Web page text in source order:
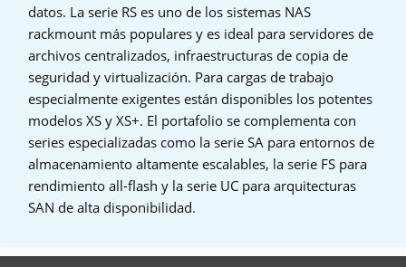
datos. La serie RS es uno de los sistemas NAS
rackmount más populares y es ideal para servidores de
archivos centralizados, infraestructuras de copia de
seguridad y virtualización. Para cargas de trabajo
especialmente exigentes están disponibles los potentes
modelos XS y XS+. El portafolio se complementa con
series especializadas como la serie SA para entornos de
almacenamiento altamente escalables, la serie FS para
rendimiento all-flash y la serie UC para arquitecturas
SAN de alta disponibilidad.